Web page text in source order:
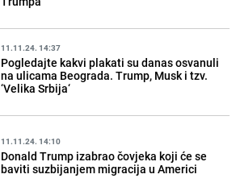
11.11.24. 14:37
Pogledajte kakvi plakati su danas osvanuli
na ulicama Beograda. Trump, Musk i tzv.
‘Velika Srbija‘
11.11.24. 14:10
Donald Trump izabrao čovjeka koji će se
baviti suzbijanjem migracija u Americi